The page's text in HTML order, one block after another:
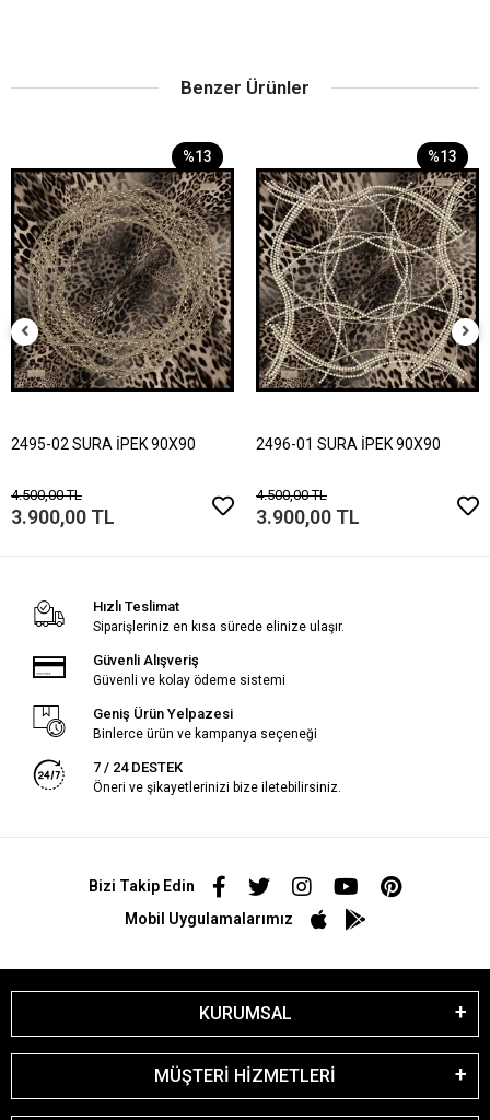
Benzer Ürünler
%13
2495-02 SURA İPEK 90X90
4.500,00 TL
3.900,00 TL
%13
2496-01 SURA İPEK 90X90
4.500,00 TL
3.900,00 TL
Hızlı Teslimat
Siparişleriniz en kısa sürede elinize ulaşır.
Güvenli Alışveriş
Güvenli ve kolay ödeme sistemi
Geniş Ürün Yelpazesi
Binlerce ürün ve kampanya seçeneği
7 / 24 DESTEK
Öneri ve şikayetlerinizi bize iletebilirsiniz.
Bizi Takip Edin
Mobil Uygulamalarımız
KURUMSAL
MÜŞTERİ HİZMETLERİ